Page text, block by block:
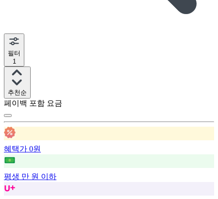
필터
1
추천순
페이백 포함 요금
혜택가 0원
평생 만 원 이하